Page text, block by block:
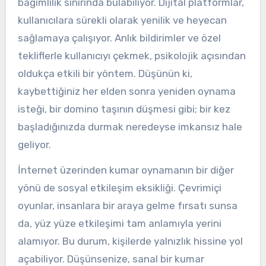
bağımlılık sınırında bulabiliyor. Dijital platformlar,
kullanıcılara sürekli olarak yenilik ve heyecan
sağlamaya çalışıyor. Anlık bildirimler ve özel
tekliflerle kullanıcıyı çekmek, psikolojik açısından
oldukça etkili bir yöntem. Düşünün ki,
kaybettiğiniz her elden sonra yeniden oynama
isteği, bir domino taşının düşmesi gibi; bir kez
başladığınızda durmak neredeyse imkansız hale
geliyor.
İnternet üzerinden kumar oynamanın bir diğer
yönü de sosyal etkileşim eksikliği. Çevrimiçi
oyunlar, insanlara bir araya gelme fırsatı sunsa
da, yüz yüze etkileşimi tam anlamıyla yerini
alamıyor. Bu durum, kişilerde yalnızlık hissine yol
açabiliyor. Düşünsenize, sanal bir kumar